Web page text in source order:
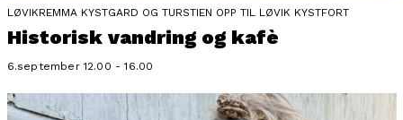
LØVIKREMMA KYSTGARD OG TURSTIEN OPP TIL LØVIK KYSTFORT
Historisk vandring og kafè
6.september 12.00 - 16.00